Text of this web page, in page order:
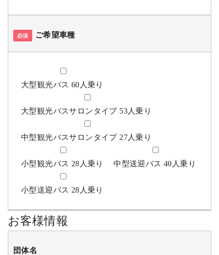
必須 ご希望車種
大型観光バス 60人乗り
大型観光バスサロンタイプ 53人乗り
中型観光バスサロンタイプ 27人乗り
小型観光バス 28人乗り 中型送迎バス 40人乗り
小型送迎バス 28人乗り
お客様情報
団体名